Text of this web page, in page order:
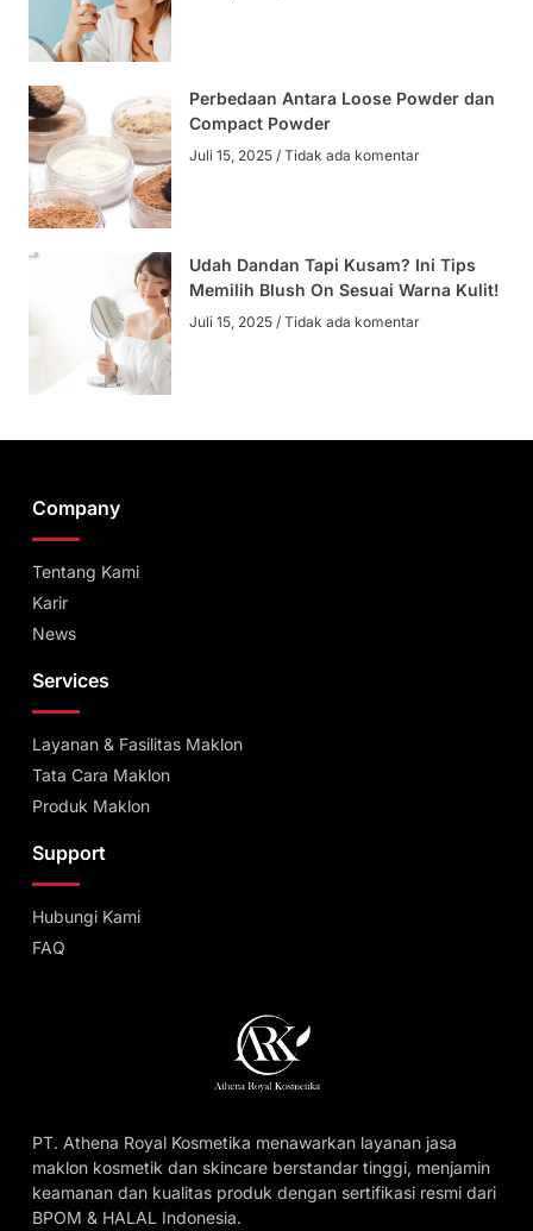
Perbedaan Antara Loose Powder dan
Compact Powder
Juli 15, 2025 Tidak ada komentar
Udah Dandan Tapi Kusam? Ini Tips
Memilih Blush On Sesuai Warna Kulit!
Juli 15, 2025 Tidak ada komentar
Company
Tentang Kami
Karir
News
Services
Layanan & Fasilitas Maklon
Tata Cara Maklon
Produk Maklon
Support
Hubungi Kami
FAQ
PT. Athena Royal Kosmetika menawarkan layanan jasa
maklon kosmetik dan skincare berstandar tinggi, menjamin
keamanan dan kualitas produk dengan sertifikasi resmi dari
BPOM & HALAL Indonesia.